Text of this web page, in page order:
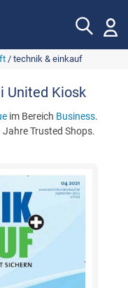
/ technik & einkauf
United Kiosk
im Bereich Business.
Trusted Shops.